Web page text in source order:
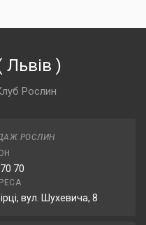
Львів )
Рослин
РОСЛИН
70
вул. Шухевича, 8